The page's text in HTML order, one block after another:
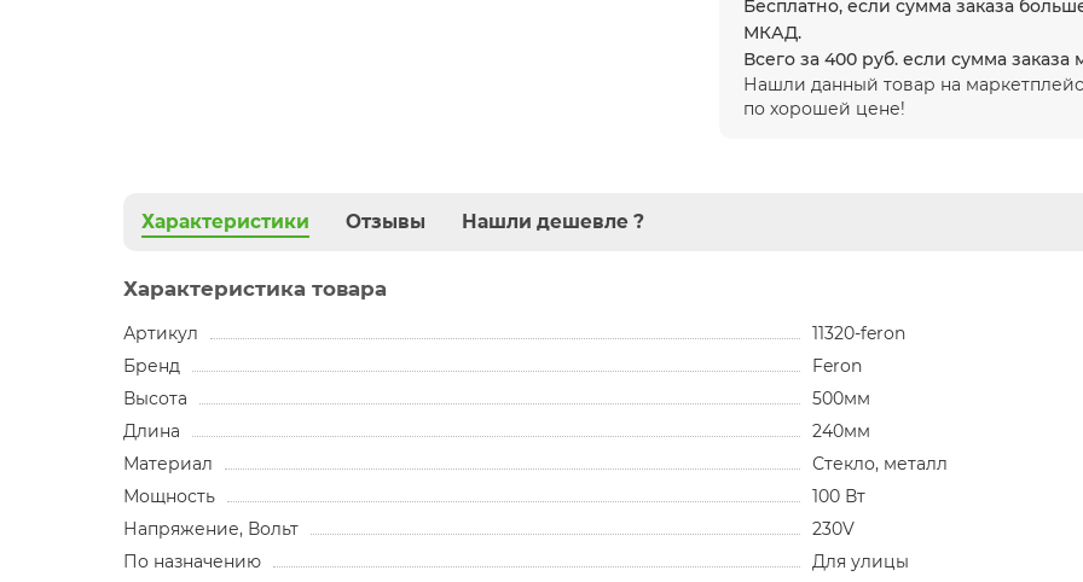
Бесплатно, если сумма заказа
МКАД.
Всего за 400 руб. если сумма
Нашли данный товар на
по хорошей цене!
Характеристики Отзывы Нашли дешевле ?
Характеристика товара
Артикул
11320-feron
Бренд
Feron
Высота
500мм
Длина
240мм
Материал
Стекло, металл
Мощность
100 Вт
Напряжение, Вольт
230V
По назначению
Для улицы